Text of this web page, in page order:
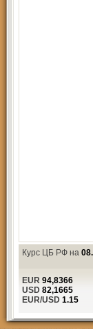
Курс ЦБ РФ на
EUR 94,8366
USD 82,1665
EUR/USD 1.15